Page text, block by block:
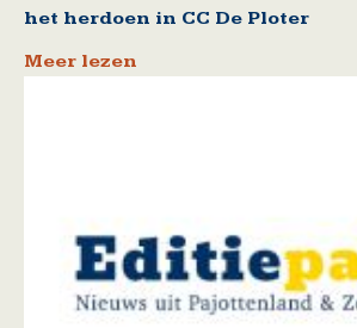
het herdoen in CC De Ploter
Meer lezen